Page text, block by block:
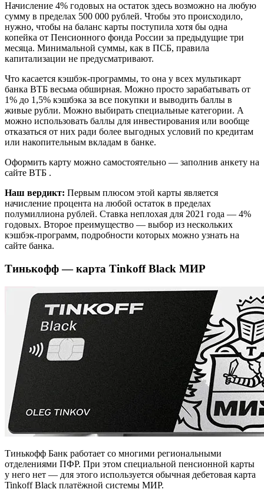
Начисление 4% годовых на остаток здесь возможно на любую
сумму в пределах 500 000 рублей. Чтобы это происходило,
нужно, чтобы на баланс карты поступила хотя бы одна
копейка от Пенсионного фонда России за предыдущие три
месяца. Минимальной суммы, как в ПСБ, правила
капитализации не предусматривают.
Что касается кэшбэк-программы, то она у всех мультикарт
банка ВТБ весьма обширная. Можно просто зарабатывать от
1% до 1,5% кэшбэка за все покупки и выводить баллы в
живые рубли. Можно выбирать специальные категории. А
можно использовать баллы для инвестирования или вообще
отказаться от них ради более выгодных условий по кредитам
или накопительным вкладам в банке.
Оформить карту можно самостоятельно — заполнив анкету на
сайте ВТБ .
Наш вердикт: Первым плюсом этой карты является
начисление процента на любой остаток в пределах
полумиллиона рублей. Ставка неплохая для 2021 года — 4%
годовых. Второе преимущество — выбор из нескольких
кэшбэк-программ, подробности которых можно узнать на
сайте банка.
Тинькофф — карта Tinkoff Black МИР
Тинькофф Банк работает со многими региональными
отделениями ПФР. При этом специальной пенсионной карты
у него нет — для этого используется обычная дебетовая карта
Tinkoff Black платёжной системы МИР.